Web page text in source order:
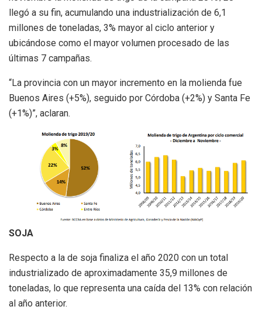
llegó a su fin, acumulando una industrialización de 6,1
millones de toneladas, 3% mayor al ciclo anterior y
ubicándose como el mayor volumen procesado de las
últimas 7 campañas.
“La provincia con un mayor incremento en la molienda fue
Buenos Aires (+5%), seguido por Córdoba (+2%) y Santa Fe
(+1%)”, aclaran.
SOJA
Respecto a la de soja finaliza el año 2020 con un total
industrializado de aproximadamente 35,9 millones de
toneladas, lo que representa una caída del 13% con relación
al año anterior.